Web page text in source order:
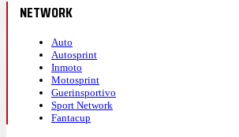
NETWORK
Auto
Autosprint
Inmoto
Motosprint
Guerinsportivo
Sport Network
Fantacup